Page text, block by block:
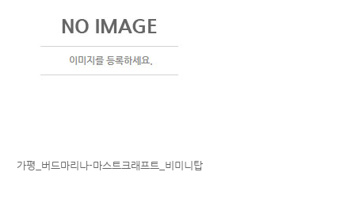
가평_버드마리나-마스트크래프트_비미니탑